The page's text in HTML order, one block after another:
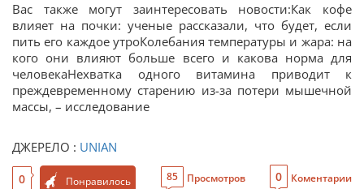
Вас также могут заинтересовать новости:Как кофе
влияет на почки: ученые рассказали, что будет, если
пить его каждое утроКолебания температуры и жара: на
кого они влияют больше всего и какова норма для
человекаНехватка одного витамина приводит к
преждевременному старению из-за потери мышечной
массы, – исследование
ДЖЕРЕЛО : UNIAN
0 Понравилось 85 Просмотров 0 Коментарии